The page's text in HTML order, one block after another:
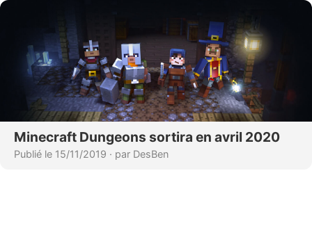
Minecraft Dungeons sortira en avril 2020
Publié le 15/11/2019 · par DesBen